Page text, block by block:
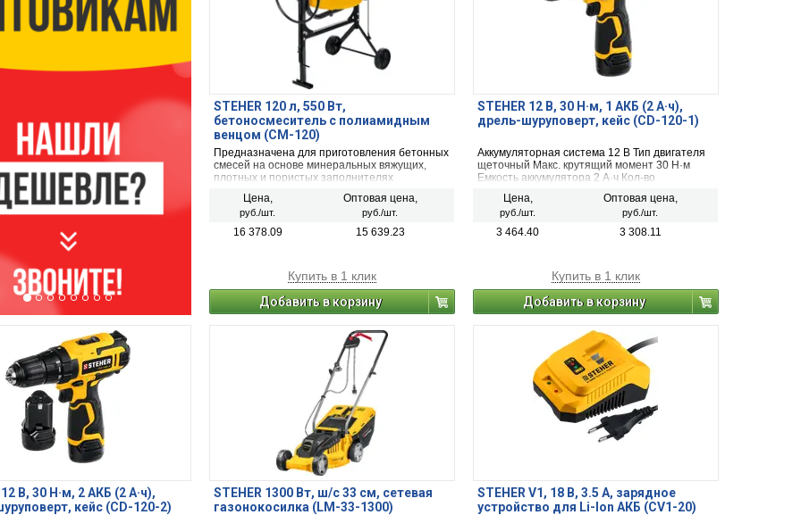
STEHER 120 л, 550 Вт,
бетоносмеситель с полиамидным
венцом (CM-120)
Предназначена для приготовления бетонных
смесей на основе минеральных вяжущих,
плотных и пористых заполнителях
Цена,
руб./шт.
Оптовая цена,
руб./шт.
16 378.09 15 639.23
Купить в 1 клик
Добавить в корзину
STEHER 12 В, 30 Н·м, 1 АКБ (2 А·ч),
дрель-шуруповерт, кейс (CD-120-1)
Аккумуляторная система 12 B Тип двигателя
щеточный Макс. крутящий момент 30 Н·м
Емкость аккумулятора 2 А·ч Кол-во
(рыбалки) нет
Цена,
руб./шт.
Оптовая цена,
руб./шт.
3 464.40 3 308.11
Купить в 1 клик
Добавить в корзину
В, 30 Н·м, 2 АКБ (2 А·ч),
кейс (CD-120-2)
STEHER 1300 Вт, ш/с 33 cм, сетевая
газонокосилка (LM-33-1300)
STEHER V1, 18 В, 3.5 А, зарядное
устройство для Li-Ion АКБ (CV1-20)